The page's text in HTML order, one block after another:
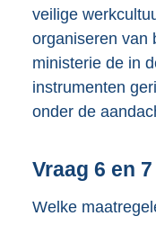
veilige
organiseren van
ministerie de in
instrumenten
onder de
Vraag 6 en 7
Welke